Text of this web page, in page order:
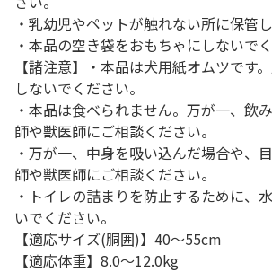
・乳幼児やペットが触れない所に保管
・本品の空き袋をおもちゃにしないでく
【諸注意】・本品は犬用紙オムツです
しないでください。
・本品は食べられません。万が一、飲
師や獣医師にご相談ください。
・万が一、中身を吸い込んだ場合や、
師や獣医師にご相談ください。
・トイレの詰まりを防止するために、
いでください。
【適応サイズ(胴囲)】40～55cm
【適応体重】8.0～12.0kg